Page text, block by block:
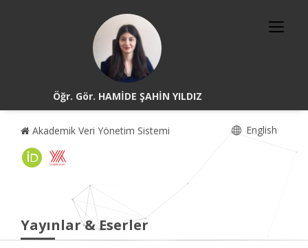
Öğr. Gör. HAMİDE ŞAHİN YILDIZ
Akademik Veri Yönetim Sistemi English
Yayınlar & Eserler